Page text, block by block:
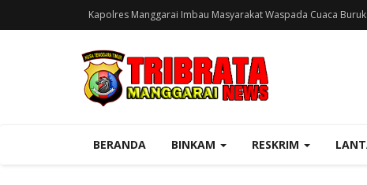
Kapolres Manggarai Imbau Masyarakat Waspada Cuaca
BERANDA BINKAM RESKRIM